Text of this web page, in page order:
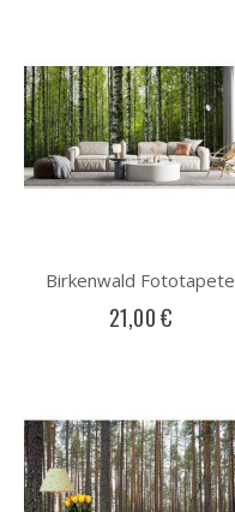
Birkenwald Fototapete
21,00 €